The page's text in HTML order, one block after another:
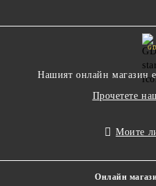
Нашият онлайн магазин
Прочетете
Моите
Онлайн